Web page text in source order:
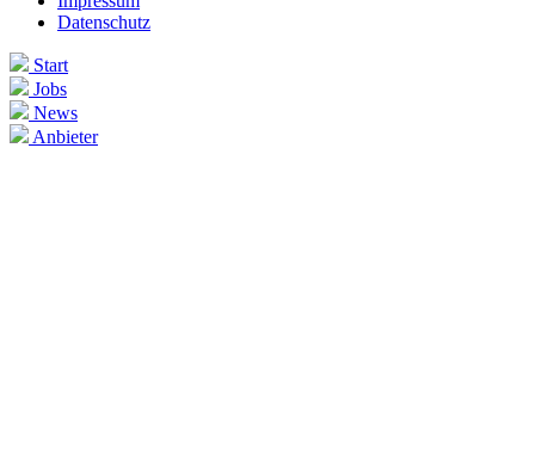
Datenschutz
Start
Jobs
News
Anbieter